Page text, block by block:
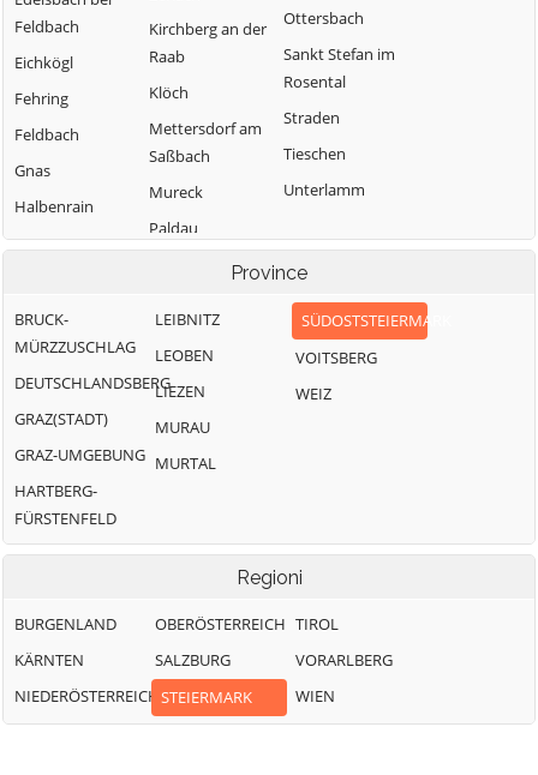
Feldbach
Eichkögl
Fehring
Feldbach
Gnas
Halbenrain
Kirchberg an der
Raab
Klöch
Mettersdorf am
Saßbach
Mureck
Paldau
Pirching am
Ottersbach
Sankt Stefan im
Rosental
Straden
Tieschen
Unterlamm
Province
BRUCK-
MÜRZZUSCHLAG
DEUTSCHLANDSBERG
GRAZ(STADT)
GRAZ-UMGEBUNG
HARTBERG-
FÜRSTENFELD
LEIBNITZ
LEOBEN
LIEZEN
MURAU
MURTAL
SÜDOSTSTEIERMARK
VOITSBERG
WEIZ
Regioni
BURGENLAND
KÄRNTEN
NIEDERÖSTERREICH
OBERÖSTERREICH
SALZBURG
STEIERMARK
TIROL
VORARLBERG
WIEN